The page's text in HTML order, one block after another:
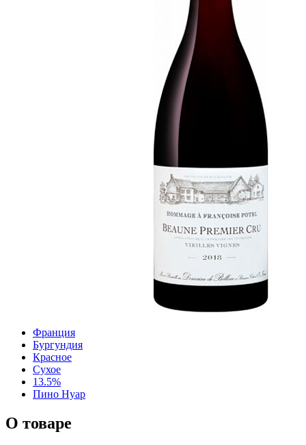
Франция
Бургундия
Красное
Сухое
13.5%
Пино Нуар
О товаре